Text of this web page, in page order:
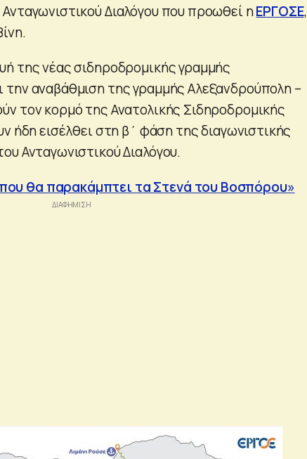
Διαλόγου που προωθεί ηΕΡΓΟΣΕ,
της νέας σιδηροδρομικής γραμμής
την αναβάθμιση της γραμμής Αλεξανδρούπολη –
τον κορμό της Ανατολικής Σιδηροδρομικής
ήδη εισέλθει στη β΄ φάση της διαγωνιστικής
Ανταγωνιστικού Διαλόγου.
θα παρακάμπτει τα Στενά του Βοσπόρου»